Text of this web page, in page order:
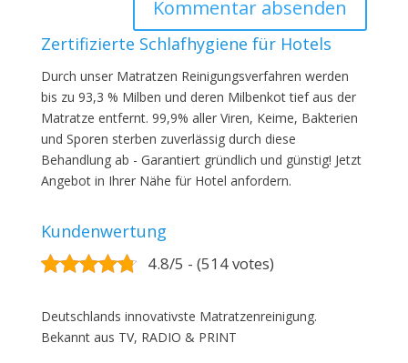
Zertifizierte Schlafhygiene für Hotels
Durch unser Matratzen Reinigungsverfahren werden
bis zu 93,3 % Milben und deren Milbenkot tief aus der
Matratze entfernt. 99,9% aller Viren, Keime, Bakterien
und Sporen sterben zuverlässig durch diese
Behandlung ab - Garantiert gründlich und günstig! Jetzt
Angebot in Ihrer Nähe für Hotel anfordern.
Kundenwertung
4.8/5 - (514 votes)
Deutschlands innovativste Matratzenreinigung.
Bekannt aus TV, RADIO & PRINT